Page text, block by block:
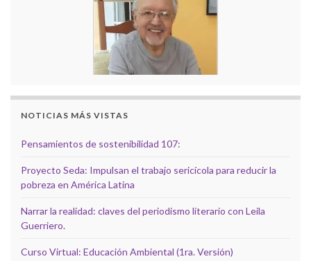
NOTICIAS MÁS VISTAS
Pensamientos de sostenibilidad 107:
Proyecto Seda: Impulsan el trabajo sericícola para reducir la
pobreza en América Latina
Narrar la realidad: claves del periodismo literario con Leila
Guerriero.
Curso Virtual: Educación Ambiental (1ra. Versión)